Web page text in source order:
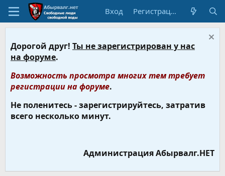
Вход Регистрация
Дорогой друг! Ты не зарегистрирован у нас
на форуме.
Возможность просмотра многих тем требует
регистрации на форуме.
Не поленитесь - зарегистрируйтесь, затратив
всего несколько минут.
Администрация Абырвалг.НЕТ